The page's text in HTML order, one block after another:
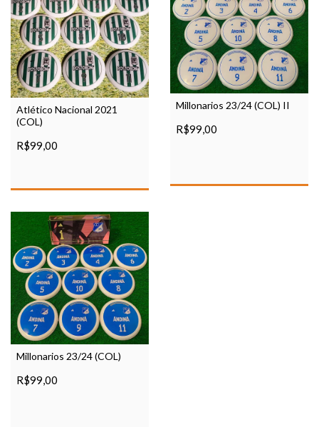
Atlético Nacional 2021
(COL)
R$99,00
Millonarios 23/24 (COL) II
R$99,00
Millonarios 23/24 (COL)
R$99,00